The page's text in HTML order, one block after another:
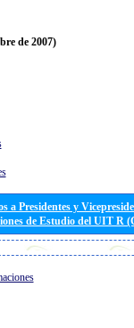
de 2007)
a Presidentes y
de Estudio del UIT R